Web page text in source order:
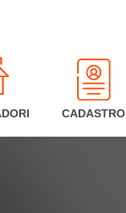
CADASTRO